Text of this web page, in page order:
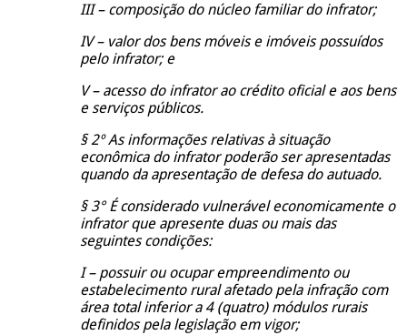
III – composição do núcleo familiar do infrator;
IV – valor dos bens móveis e imóveis possuídos
pelo infrator; e
V – acesso do infrator ao crédito oficial e aos bens
e serviços públicos.
§ 2º As informações relativas à situação
econômica do infrator poderão ser apresentadas
quando da apresentação de defesa do autuado.
§ 3° É considerado vulnerável economicamente o
infrator que apresente duas ou mais das
seguintes condições:
I – possuir ou ocupar empreendimento ou
estabelecimento rural afetado pela infração com
área total inferior a 4 (quatro) módulos rurais
definidos pela legislação em vigor;